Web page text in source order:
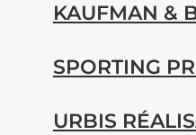
KAUFMAN &
SPORTING
URBIS